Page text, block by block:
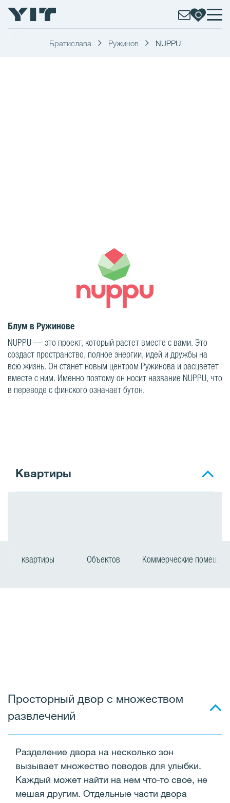
Братислава Ружинов NUPPU
Блум в Ружинове
NUPPU — это проект, который растет вместе с вами. Это
создаст пространство, полное энергии, идей и дружбы на
всю жизнь. Он станет новым центром Ружинова и расцветет
вместе с ним. Именно поэтому он носит название NUPPU, что
в переводе с финского означает бутон.
Квартиры
квартиры Объектов Коммерческие
Просторный двор с множеством
развлечений
Разделение двора на несколько зон
вызывает множество поводов для улыбки.
Каждый может найти на нем что-то свое, не
мешая другим. Отдельные части двора